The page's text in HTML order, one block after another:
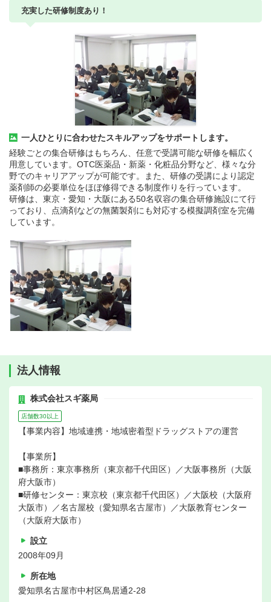
充実した研修制度あり！
一人ひとりに合わせたスキルアップをサポートします。
経験ごとの集合研修はもちろん、任意で受講可能な研修を幅広く
用意しています。OTC医薬品・新薬・化粧品分野など、様々な分
野でのキャリアアップが可能です。また、研修の受講により認定
薬剤師の必要単位をほぼ修得できる制度作りを行っています。
研修は、東京・愛知・大阪にある50名収容の集合研修施設にて行
っており、点滴剤などの無菌製剤にも対応する模擬調剤室を完備
しています。
法人情報
株式会社スギ薬局
店舗数30以上
【事業内容】地域連携・地域密着型ドラッグストアの運営
【事業所】
■事務所：東京事務所（東京都千代田区）／大阪事務所（大阪
府大阪市）
■研修センター：東京校（東京都千代田区）／大阪校（大阪府
大阪市）／名古屋校（愛知県名古屋市）／大阪教育センター
（大阪府大阪市）
設立
2008年09月
所在地
愛知県名古屋市中村区鳥居通2-28